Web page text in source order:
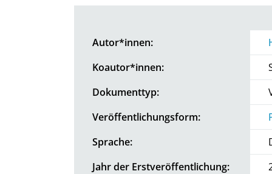
Autor*innen:
Koautor*innen:
Dokumenttyp:
Veröffentlichungsform:
Sprache:
Jahr der Erstveröffentlichung: